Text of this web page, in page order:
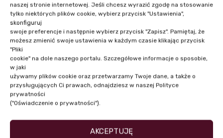
naszej stronie internetowej. Jeśli chcesz wyrazić zgodę na stosowanie
tylko niektórych plików cookie, wybierz przycisk "Ustawienia",
skonfiguruj
swoje preferencje i następnie wybierz przycisk "Zapisz". Pamiętaj, że
możesz zmienić swoje ustawienia w każdym czasie klikając przycisk
"Pliki
cookie" na dole naszego portalu. Szczegółowe informacje o sposobie,
w jaki
używamy plików cookie oraz przetwarzamy Twoje dane, a także o
przysługujących Ci prawach, odnajdziesz w naszej Polityce
prywatności
("Oświadczenie o prywatności").
AKCEPTUJĘ
NASI PRELEGENCI